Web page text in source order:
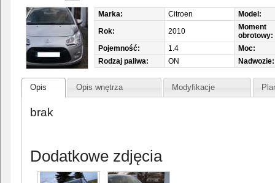
Marka: Citroen
Model:
Rok:
2010
Moment
obrotowy:
Pojemność:
1.4
Moc:
Rodzaj paliwa:
ON Nadwozie:
Opis Opis wnętrza Modyfikacje
brak
Dodatkowe zdjęcia